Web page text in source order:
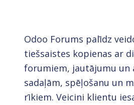
Odoo Forums palīdz
tiešsaistes kopienas ar
forumiem, jautājumu un
sadaļām, spēļošanu un
rīkiem. Veicini klientu